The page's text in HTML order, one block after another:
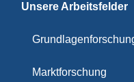
Unsere Arbeitsfelder
Marktforschung